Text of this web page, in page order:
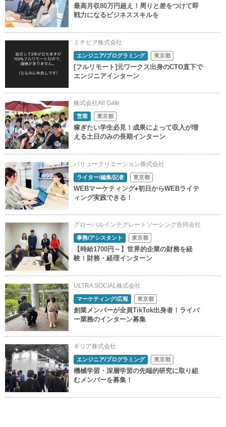
最高月収80万円超え！周りと差をつけて即
戦力になるビジネススキルを
ミチビク株式会社
エンジニア/プログラミング 東京都
[フルリモート]元ワークス出身のCTO直下で
エンジニアインターン
株式会社All Gate
営業 東京都
稼ぎたい学生必見！成果によって収入が増
える土日のみの長期インターン
バリュークリエーション株式会社
ライター/編集/記者 東京都
WEBマーケティング♦初日からWEBライテ
ィング実践できる！
グローバルインテグレートソーシング合同会社
事務/アシスタント 東京都
【時給1700円～】世界的企業の財務を経
験！財務・経理インターン
ULTRA SOCIAL株式会社
マーケティング/広報 東京都
創業メンバーが全員TikTok出身者！ライバ
ー業務のインターン募集
ギリア株式会社
エンジニア/プログラミング 東京都
機械学習・深層学習の先端的研究に取り組
むメンバーを募集！